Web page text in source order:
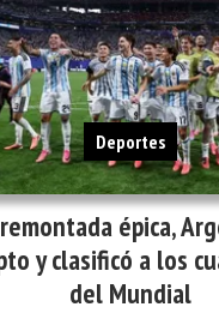
épica,
y clasificó a los
del Mundial
Deportes